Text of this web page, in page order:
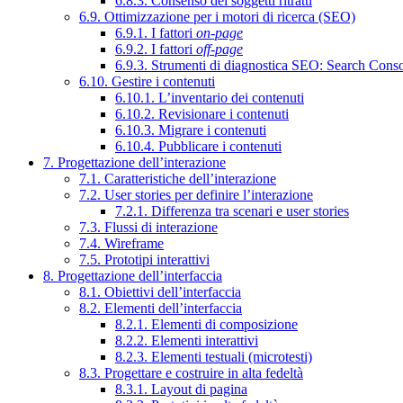
6.9. Ottimizzazione per i motori di ricerca (SEO)
6.9.1. I fattori on-page
6.9.2. I fattori off-page
6.9.3. Strumenti di diagnostica SEO: Search
6.10. Gestire i contenuti
6.10.1. L’inventario dei contenuti
6.10.2. Revisionare i contenuti
6.10.3. Migrare i contenuti
6.10.4. Pubblicare i contenuti
7. Progettazione dell’interazione
7.1. Caratteristiche dell’interazione
7.2. User stories per definire l’interazione
7.2.1. Differenza tra scenari e user stories
7.3. Flussi di interazione
7.4. Wireframe
7.5. Prototipi interattivi
8. Progettazione dell’interfaccia
8.1. Obiettivi dell’interfaccia
8.2. Elementi dell’interfaccia
8.2.1. Elementi di composizione
8.2.2. Elementi interattivi
8.2.3. Elementi testuali (microtesti)
8.3. Progettare e costruire in alta fedeltà
8.3.1. Layout di pagina